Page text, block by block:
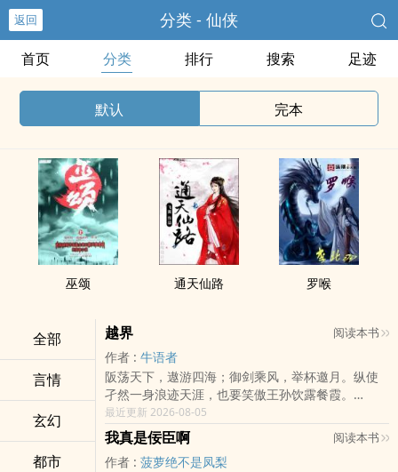
返回 分类 - 仙侠
首页 分类 排行 搜索 足迹
默认 完本
巫颂 通天仙路 罗喉
全部
言情
玄幻
都市
越界 阅读本书
作者 : 牛语者
阪荡天下，遨游四海；御剑乘风，举杯邀月。纵使
孑然一身浪迹天涯，也要笑傲王孙饮露餐霞。
做传说中的剑仙，寻找属于我的自由，我的爱，越
界而去——三千年圆一梦，为爱而生。
最近更新 2026-08-05
我真是佞臣啊 阅读本书
作者 : 菠萝绝不是凤梨